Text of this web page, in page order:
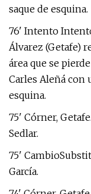
saque de esquina.
76' Intento
Álvarez (Getafe)
área que se
Carles Aleñá con
esquina.
75' Córner,
Sedlar.
75'
García.